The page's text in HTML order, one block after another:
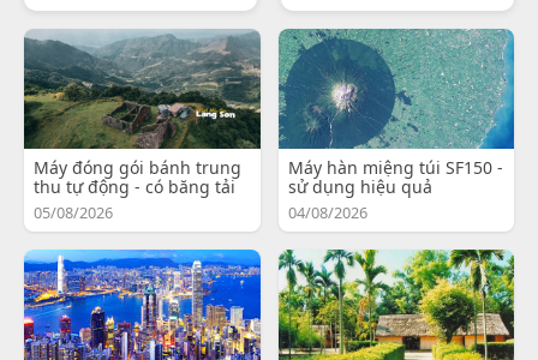
Máy đóng gói bánh trung
thu tự động - có băng tải
05/08/2026
Máy hàn miệng túi SF150 -
sử dụng hiệu quả
04/08/2026